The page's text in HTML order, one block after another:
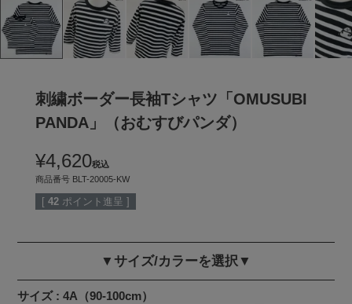
刺繍ボーダー長袖Tシャツ「OMUSUBI
PANDA」（おむすびパンダ）
¥4,620税込
商品番号 BLT-20005-KW
[ 42 ポイント進呈 ]
▼サイズ/カラーを選択▼
サイズ
4A（90-100cm）